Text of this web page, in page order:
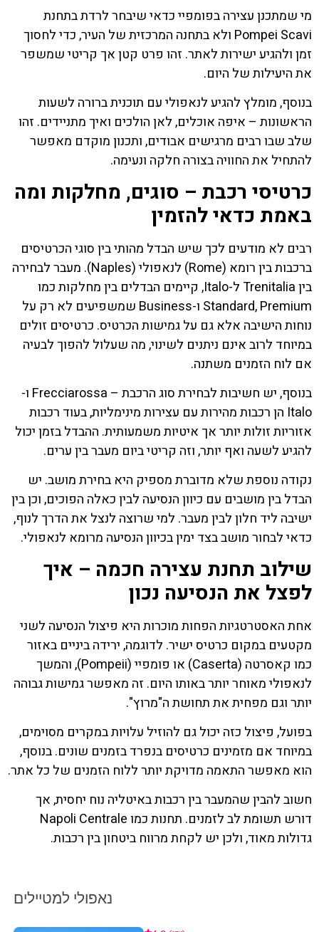
מי שמתכנן עצירה בפומפיי כדאי שיבחר לרדת בתחנת
Pompei Scavi ולא בתחנה המרכזית של העיר, כדי לחסוך
זמן ולהגיע ישירות לאתר. זהו פרט קטן אך קריטי שמשפר
את היעילות של היום.
בנוסף, מומלץ להגיע לנאפולי עם תוכנית ברורה לשעות
הראשונות – איפה אוכלים, לאן הולכים ואיך מתניידים. זהו
שלב שבו רבים מרגישים אבודים, ותכנון מוקדם מאפשר
להתחיל את החוויה בצורה חלקה ונעימה.
כרטיסי רכבת – סוגים, מחלקות ומה
באמת כדאי להזמין
רבים לא מודעים לכך שיש הבדל מהותי בין סוגי הכרטיסים
ברכבות בין רומא (Rome) לנאפולי (Naples). מעבר לבחירה
בין Trenitalia ל-Italo, קיימים הבדלים בין מחלקות כמו
Standard, Premium ו-Business שמשפיעים לא רק על
נוחות הישיבה אלא גם על גמישות הכרטיס. כרטיסים זולים
במיוחד לרוב אינם ניתנים לשינוי, מה שעלול להפוך לבעיה
אם לוח הזמנים משתנה.
בנוסף, יש חשיבות לבחירת סוג הרכבת – Frecciarossa ו-
Italo הן רכבות מהירות עם עצירות מינימליות, בעוד רכבות
אזוריות זולות יותר אך איטיות משמעותית. ההבדל בזמן יכול
להגיע לשעה ואף יותר, וזה קריטי ביום מעבר בין ערים.
נקודה נוספת שלא מדוברת מספיק היא בחירת מושב. יש
הבדל בין מושבים עם כיוון הנסיעה לבין כאלה הפוכים, וכן בין
ישיבה ליד חלון לבין מעבר. למי שרוצה לנצל את הדרך לנוף,
כדאי לבחור מושב בצד ימין בכיוון הנסיעה מרומא לנאפולי.
שילוב תחנת עצירה חכמה – איך
לפצל את הנסיעה נכון
אחת האסטרטגיות הפחות מוכרות היא פיצול הנסיעה לשני
מקטעים במקום כרטיס ישיר. לדוגמה, ירידה ביניים באזור
כמו קאסרטה (Caserta) או פומפיי (Pompeii), והמשך
לנאפולי מאוחר יותר באותו היום. זה מאפשר גמישות גבוהה
יותר וגם מפחית את תחושת ה"מרוץ".
בפועל, פיצול כזה יכול גם להוזיל עלויות במקרים מסוימים,
במיוחד אם מזמינים כרטיסים בנפרד בזמנים שונים. בנוסף,
הוא מאפשר התאמה מדויקת יותר ללוח הזמנים של כל אתר.
חשוב להבין שהמעבר בין רכבות באיטליה נוח יחסית, אך
דורש תשומת לב לזמנים. תחנות כמו Napoli Centrale
גדולות מאוד, ולכן יש לקחת מרווח ביטחון בין רכבות.